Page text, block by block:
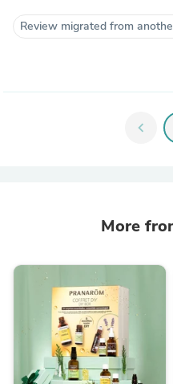
Review migrated from
chevron_left
More